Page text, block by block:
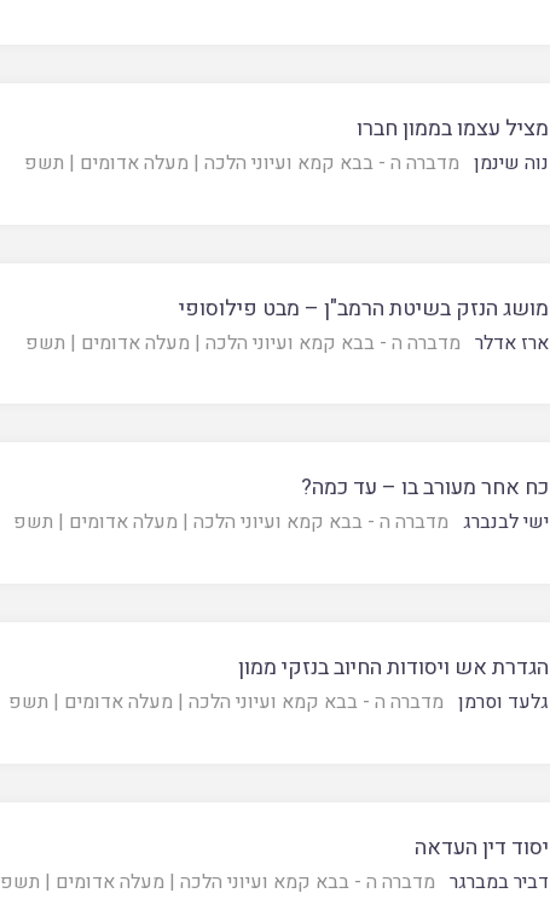
מציל עצמו בממון חברו
נוה שינמן מדברה ה - בבא קמא ועיוני הלכה | מעלה אדומים | תשפ
מושג הנזק בשיטת הרמב"ן – מבט פילוסופי
ארז אדלר מדברה ה - בבא קמא ועיוני הלכה | מעלה אדומים | תשפ
כח אחר מעורב בו – עד כמה?
ישי לבנברג מדברה ה - בבא קמא ועיוני הלכה | מעלה אדומים | תשפ
הגדרת אש ויסודות החיוב בנזקי ממון
גלעד וסרמן מדברה ה - בבא קמא ועיוני הלכה | מעלה אדומים | תשפ
יסוד דין העדאה
דביר במברגר מדברה ה - בבא קמא ועיוני הלכה | מעלה אדומים | תשפ